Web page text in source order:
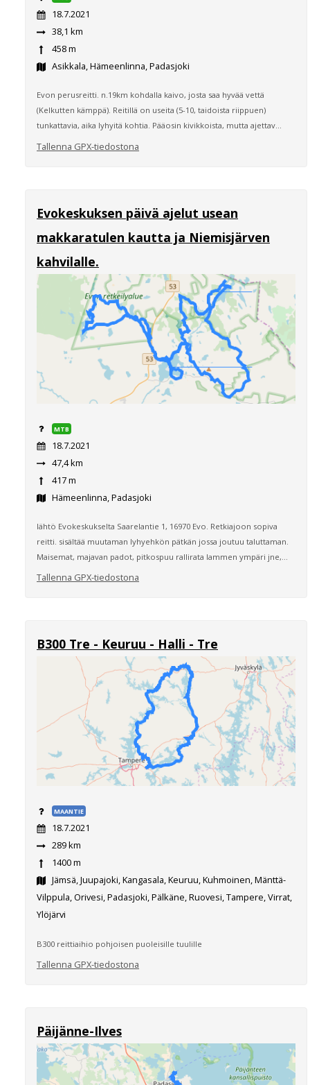
18.7.2021
38,1 km
458 m
Asikkala, Hämeenlinna, Padasjoki
Evon perusreitti. n.19km kohdalla kaivo, josta saa hyvää vettä
(Kelkutten kämppä). Reitillä on useita (5-10, taidoista riippuen)
tunkattavia, aika lyhyitä kohtia. Pääosin kivikkoista, mutta ajettav...
Tallenna GPX-tiedostona
Evokeskuksen päivä ajelut usean
makkaratulen kautta ja Niemisjärven
kahvilalle.
MTB
18.7.2021
47,4 km
417 m
Hämeenlinna, Padasjoki
lähtö Evokeskukselta Saarelantie 1, 16970 Evo. Retkiajoon sopiva
reitti. sisältää muutaman lyhyehkön pätkän jossa joutuu taluttaman.
Maisemat, majavan padot, pitkospuu rallirata lammen ympäri jne,...
Tallenna GPX-tiedostona
B300 Tre - Keuruu - Halli - Tre
MAANTIE
18.7.2021
289 km
1400 m
Jämsä, Juupajoki, Kangasala, Keuruu, Kuhmoinen, Mänttä-
Vilppula, Orivesi, Padasjoki, Pälkäne, Ruovesi, Tampere, Virrat,
Ylöjärvi
B300 reittiaihio pohjoisen puoleisille tuulille
Tallenna GPX-tiedostona
Päijänne-Ilves